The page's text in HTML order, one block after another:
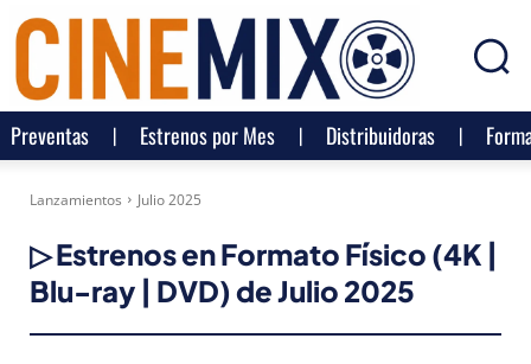
Preventas Estrenos por Mes Distribuidoras
Lanzamientos Julio 2025
▷ Estrenos en Formato Físico (4K |
Blu-ray | DVD) deJulio 2025